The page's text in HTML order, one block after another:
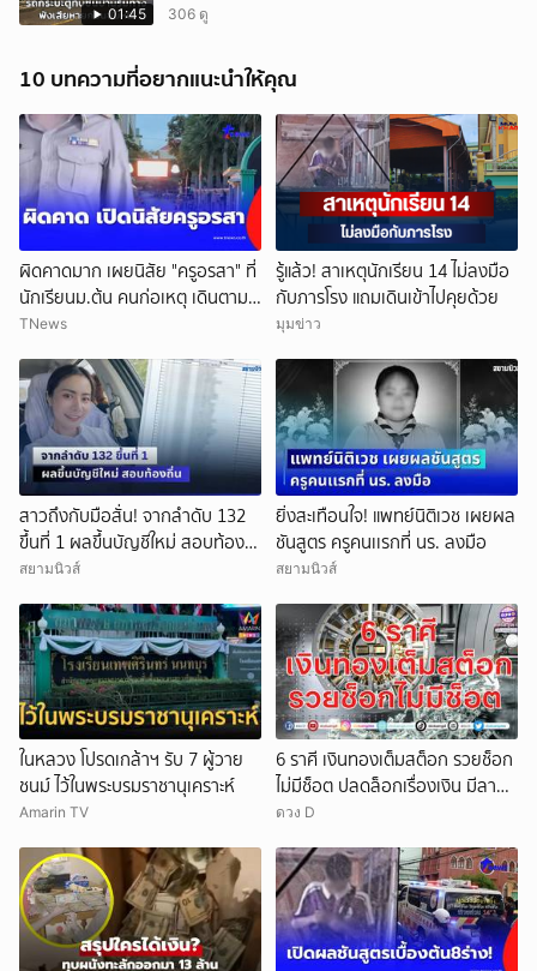
01:45 306 ดู
10 บทความที่อยากแนะนำให้คุณ
ผิดคาดมาก เผยนิสัย "ครูอรสา" ที่
นักเรียนม.ต้น คนก่อเหตุ เดินตาม
หา
TNews
รู้แล้ว! สาเหตุนักเรียน 14 ไม่ลงมือ
กับภารโรง แถมเดินเข้าไปคุยด้วย
มุมข่าว
สาวถึงกับมือสั่น! จากลำดับ 132
ขึ้นที่ 1 ผลขึ้นบัญชีใหม่ สอบท้อง
ถิ่น
สยามนิวส์
ยิ่งสะเทือนใจ! แพทย์นิติเวช เผยผล
ชันสูตร ครูคนเเรกที่ นร. ลงมือ
สยามนิวส์
ในหลวง โปรดเกล้าฯ รับ 7 ผู้วาย
ชนม์ ไว้ในพระบรมราชานุเคราะห์
Amarin TV
6 ราศี เงินทองเต็มสต็อก รวยช็อก
ไม่มีช็อต ปลดล็อกเรื่องเงิน มีลาภ
ลอยจ่อคิว
ดวง D